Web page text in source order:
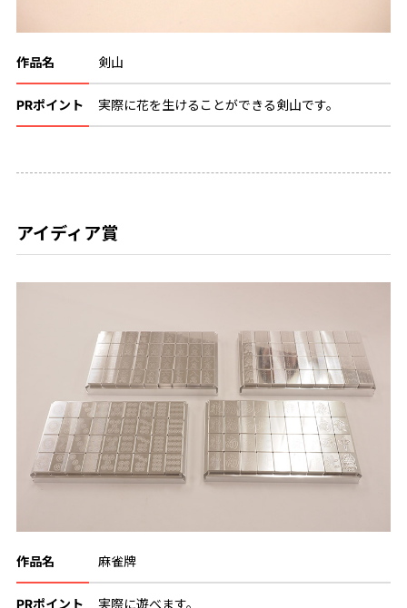
作品名 剣山
PRポイント 実際に花を生けることができる剣山です。
アイディア賞
作品名 麻雀牌
PRポイント 実際に遊べます。